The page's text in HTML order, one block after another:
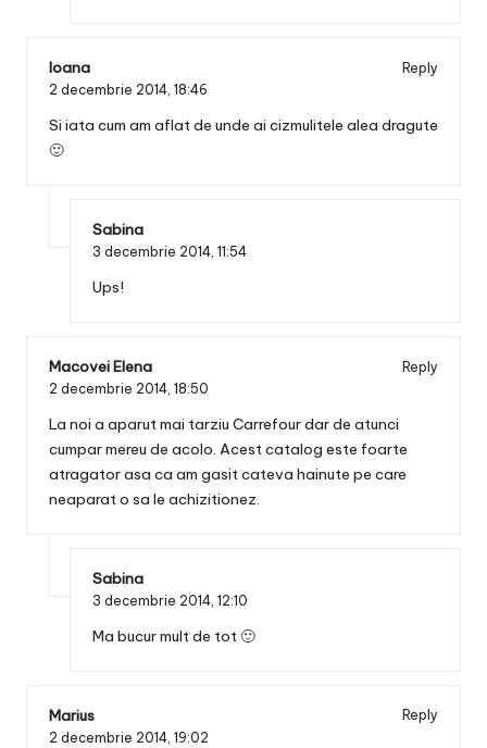
Ioana
Reply
2 decembrie 2014, 18:46
Si iata cum am aflat de unde ai cizmulitele alea dragute
🙂
Sabina
3 decembrie 2014, 11:54
Ups!
Macovei Elena
Reply
2 decembrie 2014, 18:50
La noi a aparut mai tarziu Carrefour dar de atunci
cumpar mereu de acolo. Acest catalog este foarte
atragator asa ca am gasit cateva hainute pe care
neaparat o sa le achizitionez.
Sabina
3 decembrie 2014, 12:10
Ma bucur mult de tot 🙂
Marius
Reply
2 decembrie 2014, 19:02